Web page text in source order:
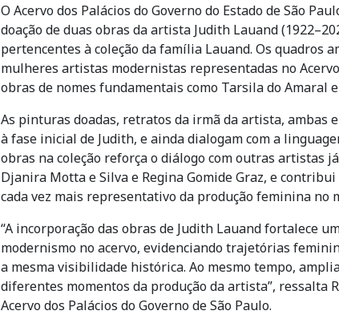
O Acervo dos Palácios do Governo do Estado de São
doação de duas obras da artista Judith Lauand
pertencentes à coleção da família Lauand. Os quadros
mulheres artistas modernistas representadas no
obras de nomes fundamentais como Tarsila do Amaral
As pinturas doadas, retratos da irmã da artista, ambas
à fase inicial de Judith, e ainda dialogam com a
obras na coleção reforça o diálogo com outras artistas
Djanira Motta e Silva e Regina Gomide Graz, e
cada vez mais representativo da produção feminina no
“A incorporação das obras de Judith Lauand fortalece
modernismo no acervo, evidenciando trajetórias
a mesma visibilidade histórica. Ao mesmo tempo,
diferentes momentos da produção da artista”, ressalta
Acervo dos Palácios do Governo de São Paulo.